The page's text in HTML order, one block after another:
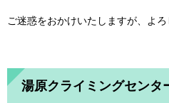
ご迷惑をおかけいたしますが、よろ
湯原クライミングセンタ